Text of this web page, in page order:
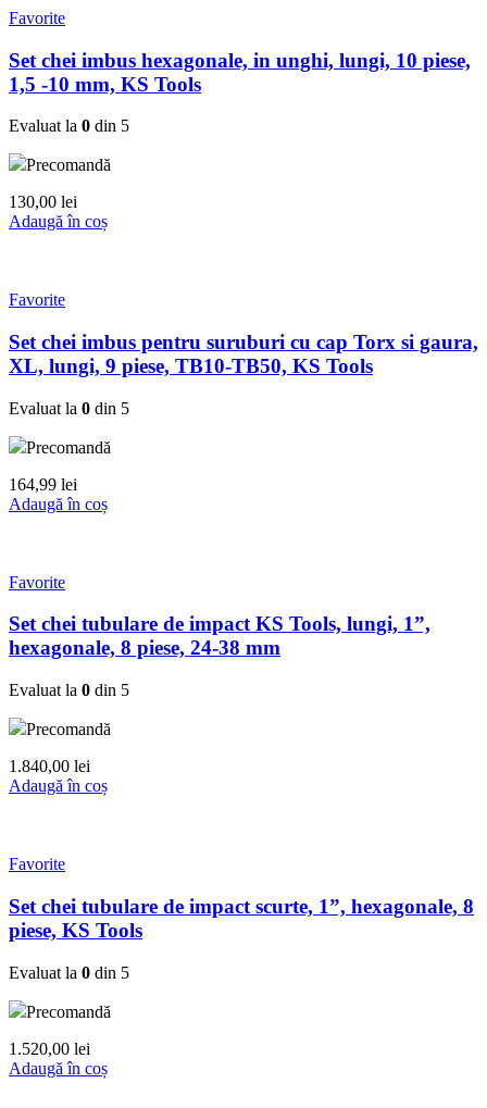
Favorite
Set chei imbus hexagonale, in unghi, lungi, 10 piese,
1,5 -10 mm, KS Tools
Evaluat la 0 din 5
Precomandă
130,00 lei
Adaugă în coș
Favorite
Set chei imbus pentru suruburi cu cap Torx si gaura,
XL, lungi, 9 piese, TB10-TB50, KS Tools
Evaluat la 0 din 5
Precomandă
164,99 lei
Adaugă în coș
Favorite
Set chei tubulare de impact KS Tools, lungi, 1”,
hexagonale, 8 piese, 24-38 mm
Evaluat la 0 din 5
Precomandă
1.840,00 lei
Adaugă în coș
Favorite
Set chei tubulare de impact scurte, 1”, hexagonale, 8
piese, KS Tools
Evaluat la 0 din 5
Precomandă
1.520,00 lei
Adaugă în coș